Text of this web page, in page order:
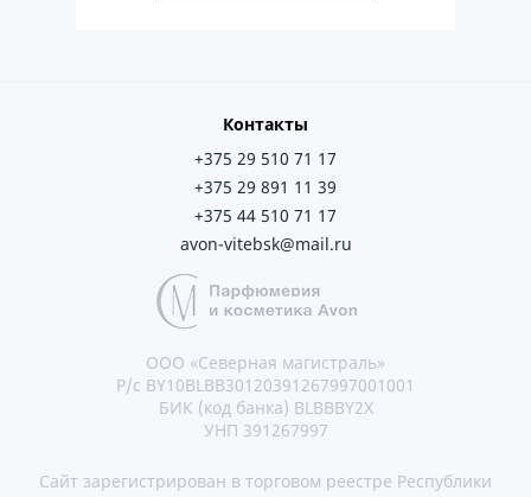
Контакты
+375 29 510 71 17
+375 29 891 11 39
+375 44 510 71 17
avon-vitebsk@mail.ru
ООО «Северная магистраль»
Р/с BY10BLBB30120391267997001001
БИК (код банка) BLBBBY2X
УНП 391267997
Сайт зарегистрирован в торговом реестре Республики